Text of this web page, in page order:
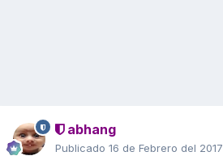
abhang
Publicado 16 de Febrero del 2017